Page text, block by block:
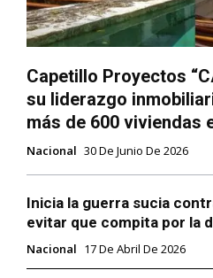
Capetillo Proyectos
su liderazgo
más de 600 viviendas
Nacional 30 De Junio De 2026
Inicia la guerra sucia
evitar que compita por la
Nacional 17 De Abril De 2026